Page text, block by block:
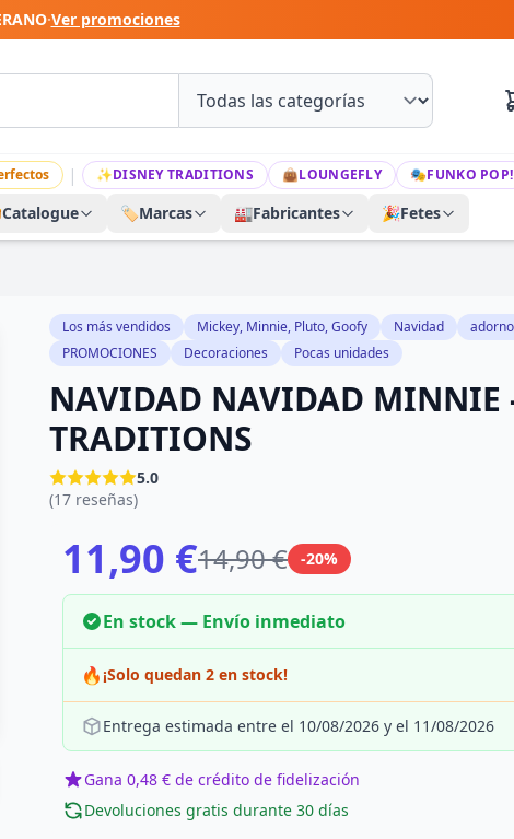
·Ver promociones
| ✨DISNEY TRADITIONS 👜LOUNGEFLY 🎭FUNKO POP!
Catalogue 🏷️Marcas 🏭Fabricantes 🎉Fetes
Los más vendidos Mickey, Minnie, Pluto, Goofy Navidad
PROMOCIONES
Decoraciones Pocas unidades
NAVIDAD NAVIDAD MINNIE
TRADITIONS
5.0
(17 reseñas)
11,90 €14,90 € -20%
En stock — Envío inmediato
🔥¡Solo quedan 2 en stock!
Entrega estimada entre el 10/08/2026 y el 11/08/2026
Gana 0,48 € de crédito de fidelización
Devoluciones gratis durante 30 días